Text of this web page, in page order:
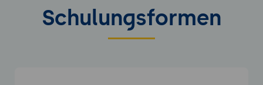
Schulungsformen